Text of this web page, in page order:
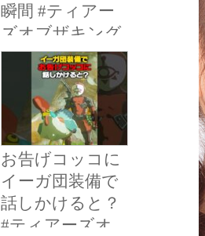
瞬間 #ティアー
ズオブザキング
ダム #ティアキ
お告げコッコに
イーガ団装備で
話しかけると？
#ティアーズオ